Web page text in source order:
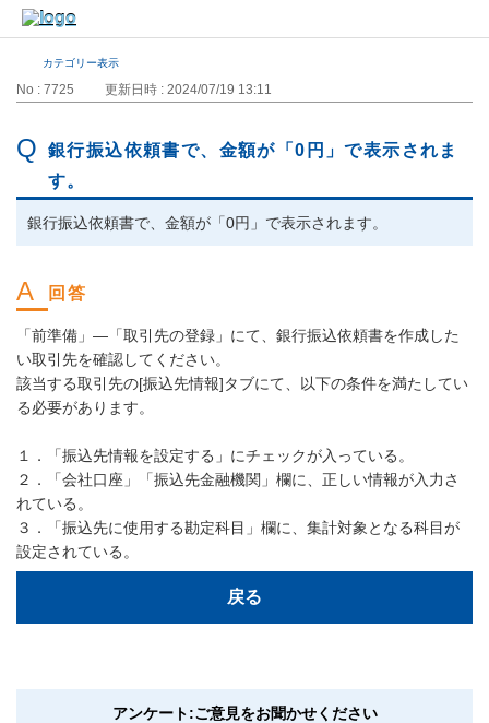
カテゴリー表示
No : 7725 更新日時 : 2024/07/19 13:11
銀行振込依頼書で、金額が「0円」で表示されま
す。
銀行振込依頼書で、金額が「0円」で表示されます。
「前準備」―「取引先の登録」にて、銀行振込依頼書を作成した
い取引先を確認してください。
該当する取引先の[振込先情報]タブにて、以下の条件を満たしてい
る必要があります。
１．「振込先情報を設定する」にチェックが入っている。
２．「会社口座」「振込先金融機関」欄に、正しい情報が入力さ
れている。
３．「振込先に使用する勘定科目」欄に、集計対象となる科目が
設定されている。
戻る
アンケート:ご意見をお聞かせください